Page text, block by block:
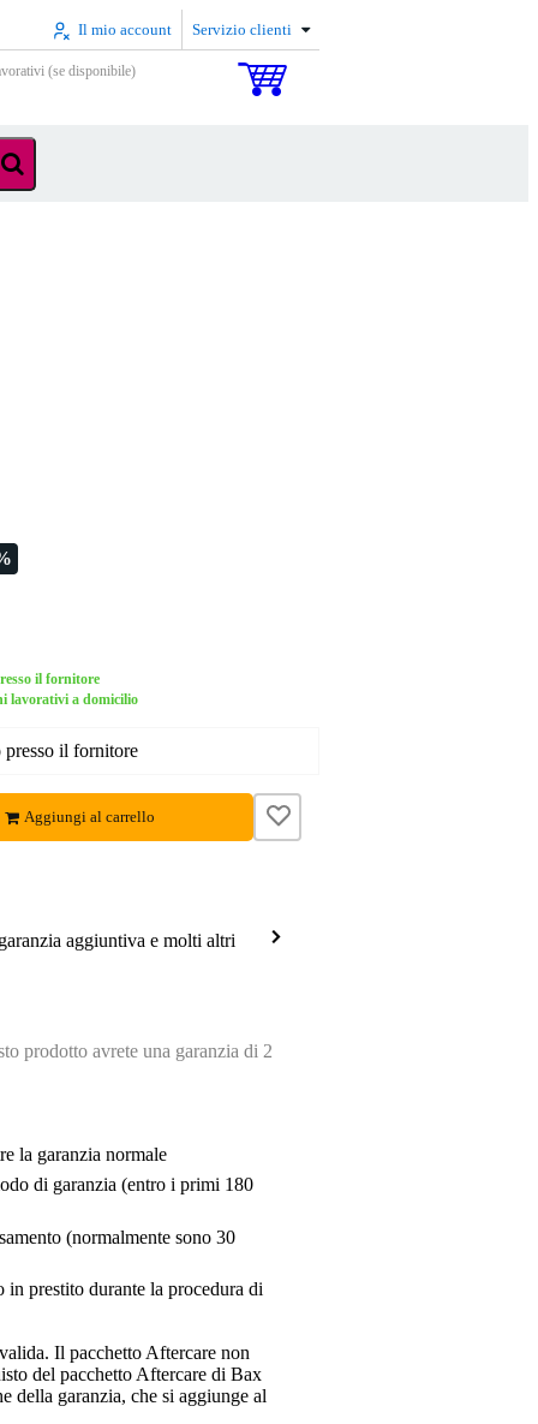
Il mio account Servizio clienti
(se disponibile)
il fornitore
lavorativi a domicilio
il fornitore
Aggiungi al carrello
aggiuntiva e molti altri
prodotto avrete una garanzia di 2
la garanzia normale
di garanzia (entro i primi 180
(normalmente sono 30
prestito durante la procedura di
Il pacchetto Aftercare non
del pacchetto Aftercare di Bax
della garanzia, che si aggiunge al